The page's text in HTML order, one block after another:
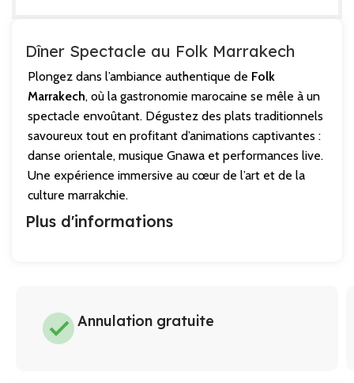
Dîner Spectacle au Folk Marrakech
Plongez dans l’ambiance authentique de Folk
Marrakech, où la gastronomie marocaine se mêle à un
spectacle envoûtant. Dégustez des plats traditionnels
savoureux tout en profitant d’animations captivantes :
danse orientale, musique Gnawa et performances live.
Une expérience immersive au cœur de l’art et de la
culture marrakchie.
Plus d'informations
Annulation gratuite